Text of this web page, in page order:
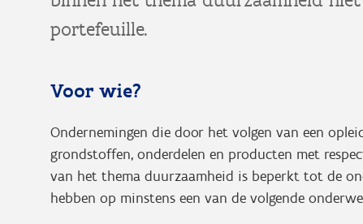
portefeuille.
Voor wie?
Ondernemingen die door het volgen van een
grondstoffen, onderdelen en producten met
van het thema duurzaamheid is beperkt tot de
hebben op minstens een van de volgende